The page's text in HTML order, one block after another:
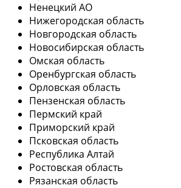
Ненецкий АО
Нижегородская область
Новгородская область
Новосибирская область
Омская область
Оренбургская область
Орловская область
Пензенская область
Пермский край
Приморский край
Псковская область
Республика Алтай
Ростовская область
Рязанская область